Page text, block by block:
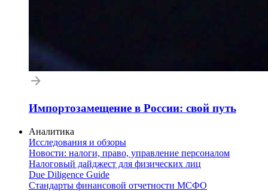
Импортозамещение в России: свой путь
Аналитика
Исследования и обзоры
Новости: налоги, право, управление персоналом
Налоговый дайджест для физических лиц
Due Diligence Guide
Стандарты финансовой отчетности МСФО